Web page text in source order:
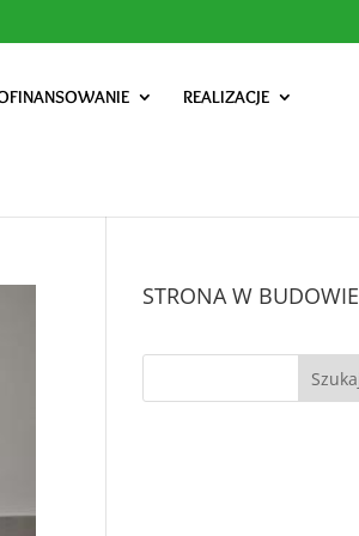
REALIZACJE
STRONA W BUDOWIE